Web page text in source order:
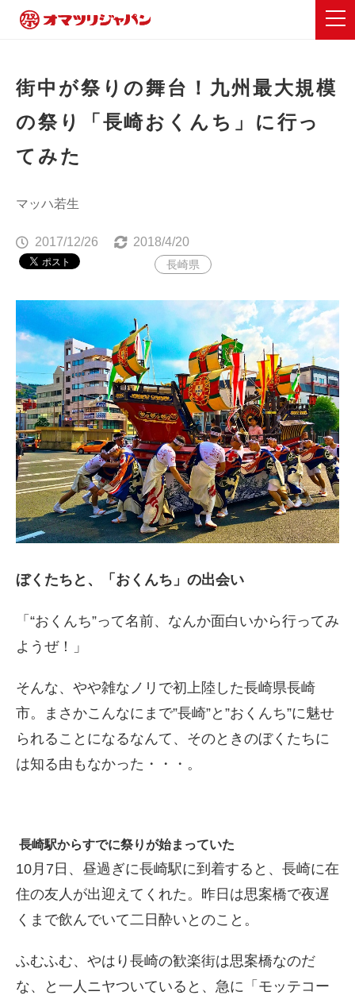
街中が祭りの舞台！九州最大規模
の祭り「長崎おくんち」に行っ
てみた
マッハ若生
2017/12/26 2018/4/20
長崎県
ぼくたちと、「おくんち」の出会い
「“おくんち”って名前、なんか面白いから行ってみ
ようぜ！」
そんな、やや雑なノリで初上陸した長崎県長崎
市。まさかこんなにまで”長崎”と”おくんち”に魅せ
られることになるなんて、そのときのぼくたちに
は知る由もなかった・・・。
長崎駅からすでに祭りが始まっていた
10月7日、昼過ぎに長崎駅に到着すると、長崎に在
住の友人が出迎えてくれた。昨日は思案橋で夜遅
くまで飲んでいて二日酔いとのこと。
ふむふむ、やはり長崎の歓楽街は思案橋なのだ
な、と一人ニヤついていると、急に「モッテコー